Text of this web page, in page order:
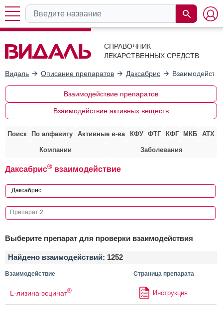
СПРАВОЧНИК
ЛЕКАРСТВЕННЫХ СРЕДСТВ
Видаль Описание препаратов Даксабрис
Взаимодействие препаратов
Взаимодействие активных веществ
Поиск По алфавиту Активные в-ва КФУ ФТГ КФГ МКБ АТХ
Компании Заболевания
Даксабрис® взаимодействие
Выберите препарат для проверки взаимодействия
Найдено взаимодействий: 1252
Взаимодействие Страница препарата
L-лизина эсцинат® Инструкция